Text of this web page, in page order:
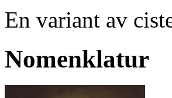
En variant av
Nomenklatur